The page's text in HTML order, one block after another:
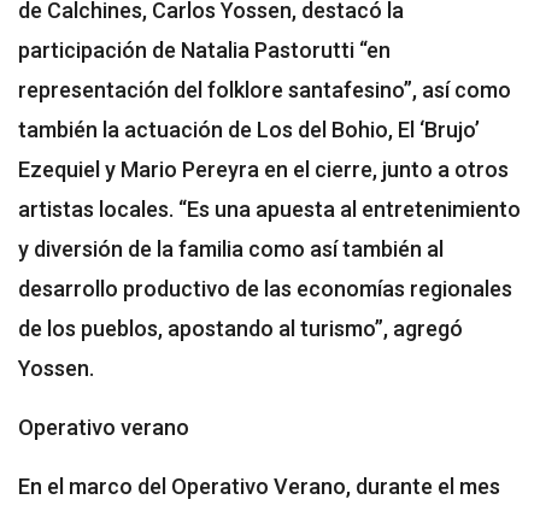
de Calchines, Carlos Yossen, destacó la
participación de Natalia Pastorutti “en
representación del folklore santafesino”, así como
también la actuación de Los del Bohio, El ‘Brujo’
Ezequiel y Mario Pereyra en el cierre, junto a otros
artistas locales. “Es una apuesta al entretenimiento
y diversión de la familia como así también al
desarrollo productivo de las economías regionales
de los pueblos, apostando al turismo”, agregó
Yossen.
Operativo verano
En el marco del Operativo Verano, durante el mes